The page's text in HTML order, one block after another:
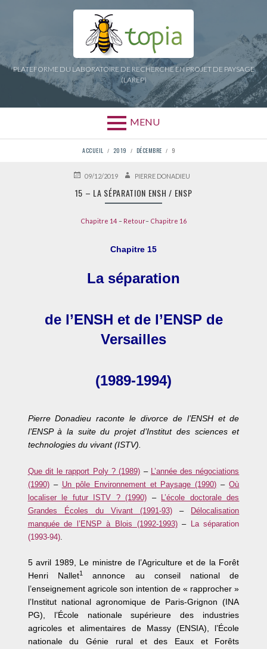
PLATEFORME DU LABORATOIRE DE RECHERCHE EN PROJET DE PAYSAGE
(LAREP)
MENU
D'ARIANE
ACCUEIL 2019 DÉCEMBRE 9
PUBLIÉ09/12/2019 AUTEURPIERRE DONADIEU
15 – LA SÉPARATION ENSH / ENSP
Chapitre 14 – Retour– Chapitre 16
Chapitre 15
La séparation
de l’ENSH et de l’ENSP de
Versailles
(1989-1994)
Pierre Donadieu raconte le divorce de l’ENSH et de
l’ENSP à la suite du projet d’Institut des sciences et
technologies du vivant (ISTV).
Que dit le rapport Poly ? (1989) –
L’année des négociations
(1990)– Un pôle Environnement et Paysage (1990) –Où
localiser le futur ISTV ? (1990) –
L’école doctorale des
Grandes Écoles du Vivant (1991-93) –
Délocalisation
manquée de l’ENSP à Blois (1992-1993)–
La séparation
(1993-94).
5 avril 1989, Le ministre de l’Agriculture et de la Forêt
Henri Nallet1annonce au conseil national de
l’enseignement agricole son intention de « rapprocher »
l’Institut national agronomique de Paris-Grignon (INA
PG), l’École nationale supérieure des industries
agricoles et alimentaires de Massy (ENSIA), l’École
nationale du Génie rural et des Eaux et Forêts